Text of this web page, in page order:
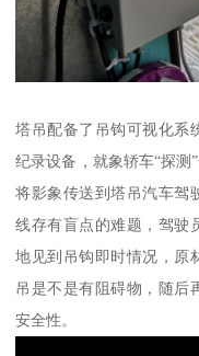
塔吊配备了吊钩可视化系
纪录设备，就象轿车“探测
将影象传送到塔吊汽车驾
线存有盲点的难题，驾驶
地见到吊钩即时情况，原
吊是不是有阻碍物，随后
安全性。